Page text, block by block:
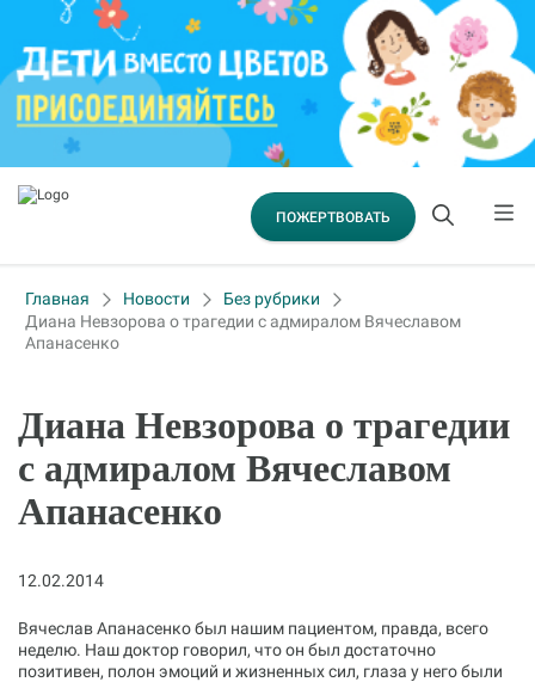
ПОЖЕРТВОВАТЬ
Главная Новости
Без рубрики
Диана Невзорова о трагедии с адмиралом Вячеславом
Апанасенко
Диана Невзорова о трагедии
с адмиралом Вячеславом
Апанасенко
12.02.2014
Вячеслав Апанасенко был нашим пациентом, правда, всего
неделю. Наш доктор говорил, что он был достаточно
позитивен, полон эмоций и жизненных сил, глаза у него были